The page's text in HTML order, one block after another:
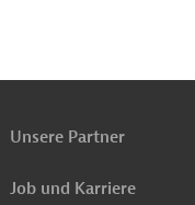
oben
Unsere Partner
Job und Karriere